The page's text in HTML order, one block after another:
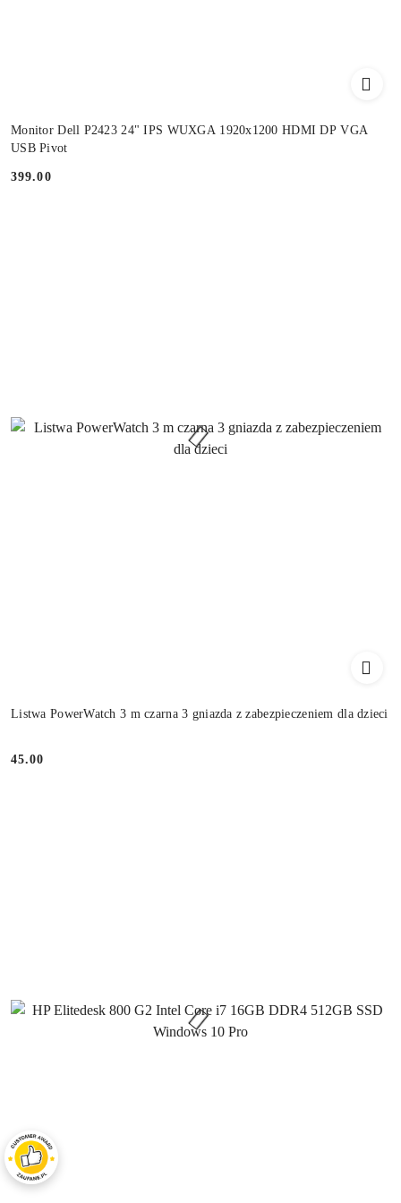
Monitor Dell P2423 24" IPS WUXGA 1920x1200 HDMI DP VGA
USB Pivot
Cena:
399.00
Listwa PowerWatch 3 m czarna 3 gniazda z zabezpieczeniem dla dzieci
Cena:
45.00